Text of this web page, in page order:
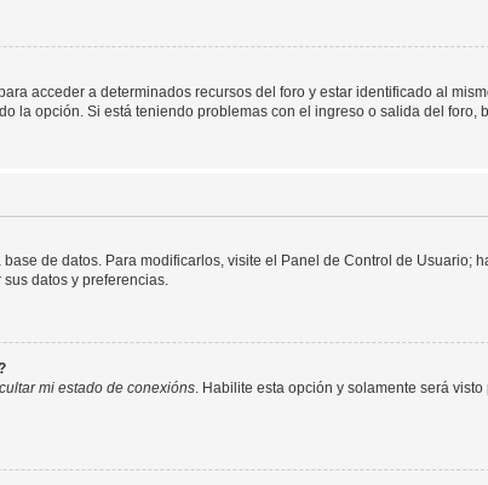
acceder a determinados recursos del foro y estar identificado al
la opción. Si está teniendo problemas con el ingreso o salida del foro,
de datos. Para modificarlos, visite el Panel de Control de Usuario;
datos y preferencias.
mi estado de conexións. Habilite esta opción y solamente será